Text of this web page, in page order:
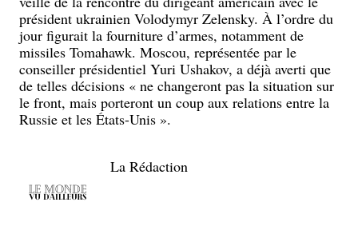
président ukrainien Volodymyr Zelensky. À l’ordre du
jour figurait la fourniture d’armes, notamment de
missiles Tomahawk. Moscou, représentée par le
conseiller présidentiel Yuri Ushakov, a déjà averti que
de telles décisions « ne changeront pas la situation sur
le front, mais porteront un coup aux relations entre la
Russie et les États-Unis ».
La Rédaction